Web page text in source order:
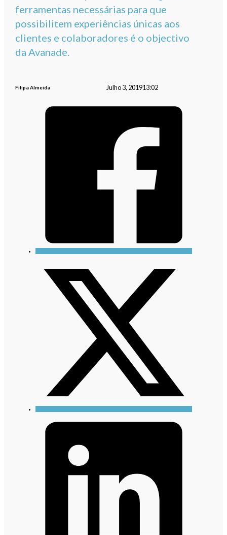
ferramentas necessárias para que
possibilitem experiências únicas aos
clientes e colaboradores é o objectivo
da Avanade.
Filipa Almeida Julho 3, 201913:02